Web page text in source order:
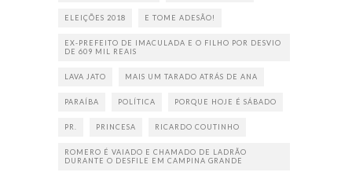
ELEIÇÕES 2018 E TOME ADESÃO!
EX-PREFEITO DE IMACULADA E O FILHO POR DESVIO
DE 609 MIL REAIS
LAVA JATO MAIS UM TARADO ATRÁS DE ANA
PARAÍBA POLÍTICA PORQUE HOJE É SÁBADO
PR. PRINCESA RICARDO COUTINHO
ROMERO É VAIADO E CHAMADO DE LADRÃO
DURANTE O DESFILE EM CAMPINA GRANDE